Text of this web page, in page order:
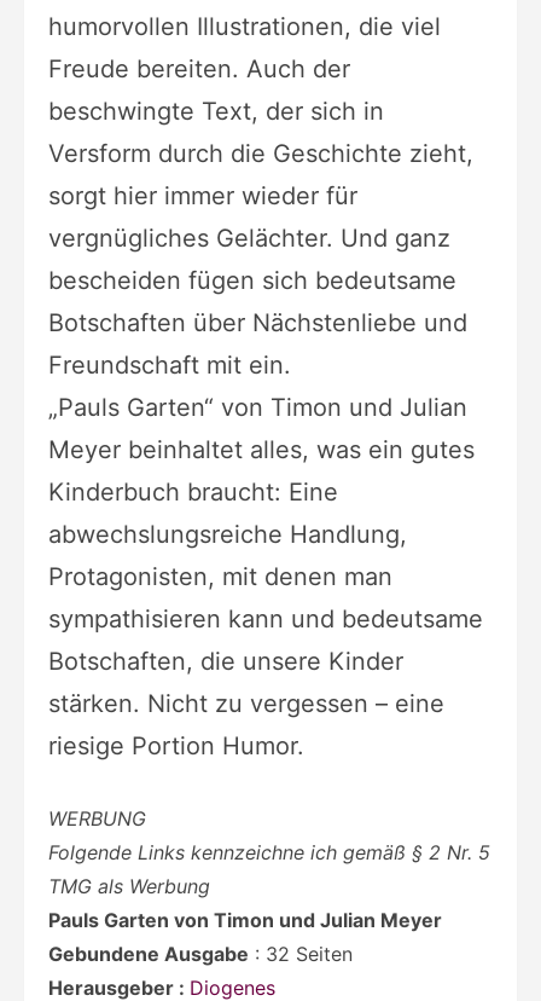
humorvollen Illustrationen, die viel
Freude bereiten. Auch der
beschwingte Text, der sich in
Versform durch die Geschichte zieht,
sorgt hier immer wieder für
vergnügliches Gelächter. Und ganz
bescheiden fügen sich bedeutsame
Botschaften über Nächstenliebe und
Freundschaft mit ein.
„Pauls Garten“ von Timon und Julian
Meyer beinhaltet alles, was ein gutes
Kinderbuch braucht: Eine
abwechslungsreiche Handlung,
Protagonisten, mit denen man
sympathisieren kann und bedeutsame
Botschaften, die unsere Kinder
stärken. Nicht zu vergessen – eine
riesige Portion Humor.
WERBUNG
Folgende Links kennzeichne ich gemäß § 2 Nr. 5
TMG als Werbung
Pauls Garten von Timon und Julian Meyer
Gebundene Ausgabe : 32 Seiten
Herausgeber : Diogenes